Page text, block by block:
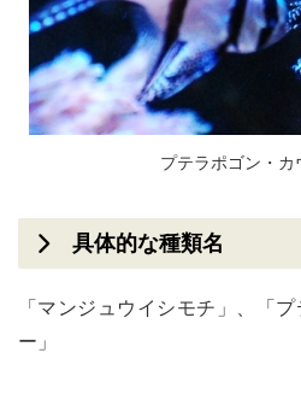
プテラポゴン・カ
具体的な種類名
「マンジュウイシモチ」、「
ー」